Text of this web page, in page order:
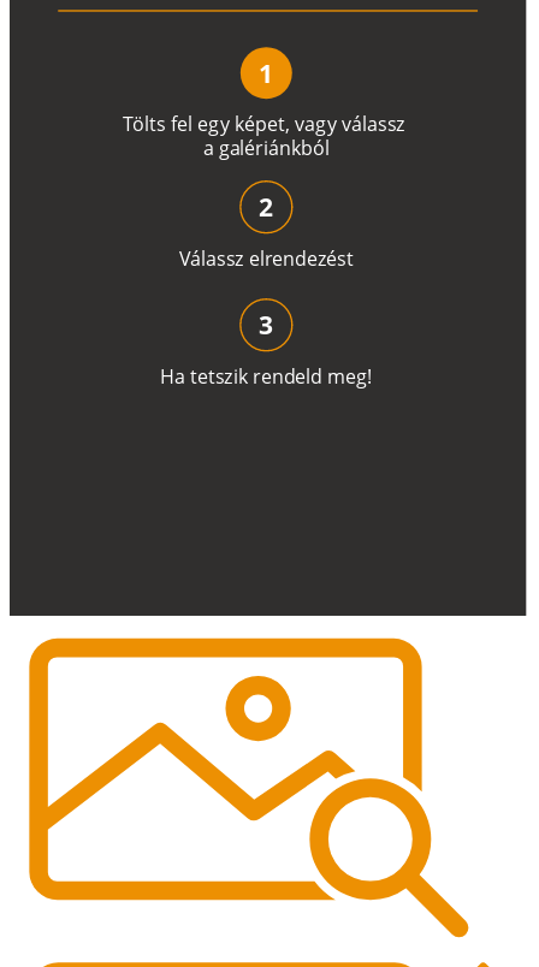
Tölts fel egy képet, vagyválassz
a galériánkból
1
Válassz elrendezést
2
Ha tetszik rendeld meg!
3